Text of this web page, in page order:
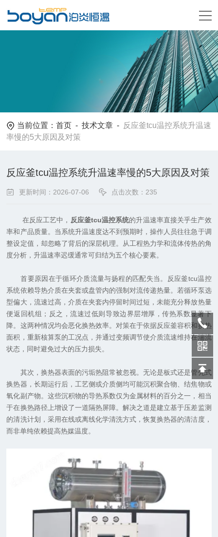
当前位置：首页 -技术文章 - 反应釜tcu温控系统升温速
率慢的5大原因及对策
反应釜tcu温控系统升温速率慢的5大原因及对策
更新时间：2026-07-06 点击次数：235
在反应工艺中， 反应釜tcu温控系统的升温速率直接关乎生产效
率和产品质量。当系统升温速度达不到预期时，操作人员往往急于调
整设定值，却忽略了背后的深层机理。从工程热力学和流体传热的角
度分析，升温速率迟缓通常可归结为五个核心要素。
首要原因在于循环介质流量与扬程的匹配失当。反应釜tcu温控
系统依赖导热介质在夹套或盘管内的强制对流传递热量。若循环泵选
型偏大，流速过高，介质在夹套内停留时间过短，未能充分释放热量
便返回机组；反之，流速过低则导致边界层增厚，传热系数显著下
降。这两种情况均会恶化换热效率。对策在于依据反应釜容积和换热
面积，重新核算泵的工况点，并通过变频调节使介质流速维持在湍流
状态，同时避免过大的压力损失。
其次，换热器表面的污垢热阻常被忽视。无论是板式还是管壳式
换热器，长期运行后，工艺侧或介质侧均可能沉积聚合物、结焦物或
氧化副产物。这些沉积物的导热系数仅为金属材料的百分之一，相当
于在换热路径上增设了一道隔热屏障。解决之道是建立基于压差监测
的清洗计划，采用在线或离线化学清洗方式，恢复换热器的清洁度，
而非单纯依赖提高热媒温度。